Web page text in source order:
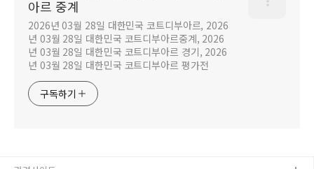
아르 중계
2026년 03월 28일 대한민국 코트디부아르, 2026
년 03월 28일 대한민국 코트디부아르중계, 2026
년 03월 28일 대한민국 코트디부아르 경기, 2026
년 03월 28일 대한민국 코트디부아르 평가전
구독하기